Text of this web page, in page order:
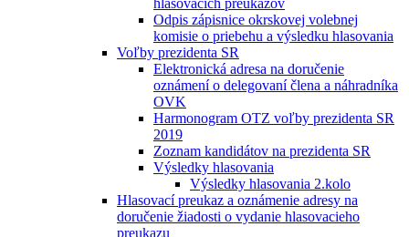
hlasovacích preukazov
Odpis zápisnice okrskovej volebnej
komisie o priebehu a výsledku hlasovania
Voľby prezidenta SR
Elektronická adresa na doručenie
oznámení o delegovaní člena a náhradníka
OVK
Harmonogram OTZ voľby prezidenta SR
2019
Zoznam kandidátov na prezidenta SR
Výsledky hlasovania
Výsledky hlasovania 2.kolo
Hlasovací preukaz a oznámenie adresy na
doručenie žiadosti o vydanie hlasovacieho
preukazu